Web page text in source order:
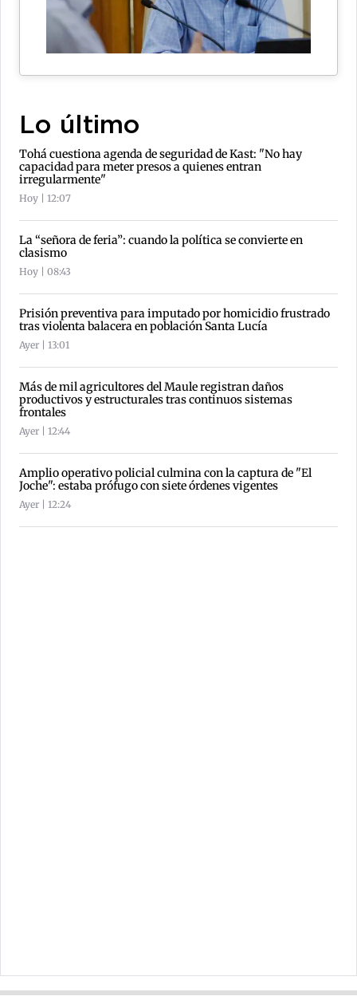
Lo último
Tohá cuestiona agenda de seguridad de Kast: "No hay
capacidad para meter presos a quienes entran
irregularmente"
Hoy | 12:07
La “señora de feria”: cuando la política se convierte en
clasismo
Hoy | 08:43
Prisión preventiva para imputado por homicidio frustrado
tras violenta balacera en población Santa Lucía
Ayer | 13:01
Más de mil agricultores del Maule registran daños
productivos y estructurales tras continuos sistemas
frontales
Ayer | 12:44
Amplio operativo policial culmina con la captura de "El
Joche": estaba prófugo con siete órdenes vigentes
Ayer | 12:24